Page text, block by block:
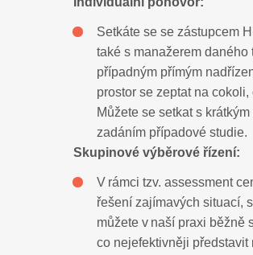
Setkáte se se zástupcem
také s manažerem daného
případným přímým
prostor se zeptat na cokoli,
Můžete se setkat s
zadáním případové studie.
Skupinové výběrové řízení:
V rámci tzv. assessment
řešení zajímavých situací,
můžete v naší praxi běžně
co nejefektivněji představit